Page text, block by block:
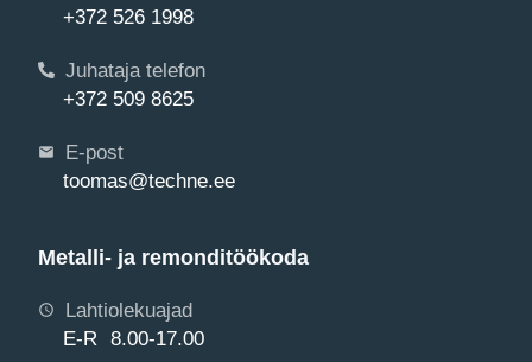
+372 526 1998
Juhataja telefon
+372 509 8625
E-post
toomas@techne.ee
Metalli- ja remonditöökoda
Lahtiolekuajad
E-R 8.00-17.00